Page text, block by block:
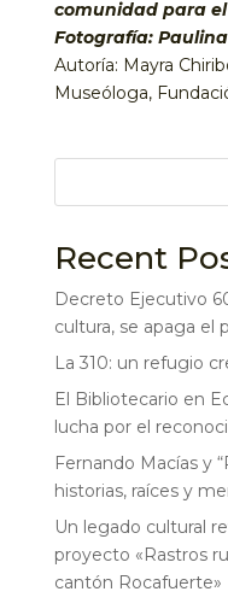
comunidad para
Fotografía:
Autoría: Mayra
Museóloga,
Recent
Decreto Ejecutivo
cultura, se apaga el
La 310: un refugio
El Bibliotecario en
lucha por el
Fernando Macías y
historias, raíces y
Un legado cultural
proyecto «Rastros
cantón Rocafuerte»